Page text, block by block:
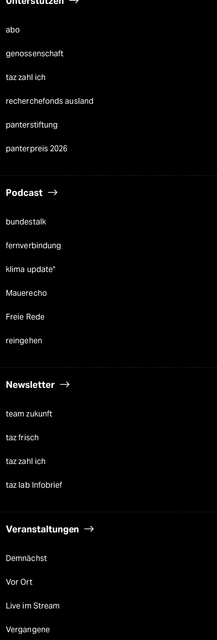
abo
genossenschaft
taz zahl ich
recherchefonds ausland
panterstiftung
panterpreis 2026
Podcast
bundestalk
fernverbindung
klima update°
Mauerecho
Freie Rede
reingehen
Newsletter
team zukunft
taz frisch
taz zahl ich
taz lab Infobrief
Veranstaltungen
Demnächst
Vor Ort
Live im Stream
Vergangene